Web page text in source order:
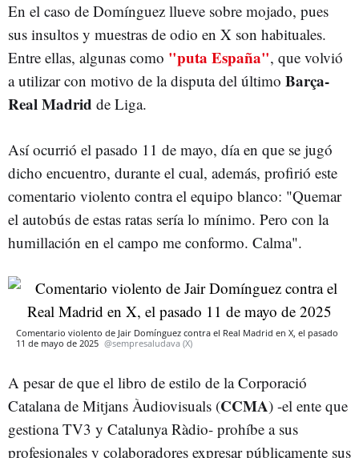
En el caso de Domínguez llueve sobre mojado, pues
sus insultos y muestras de odio en X son habituales.
Entre ellas, algunas como "puta España", que volvió
a utilizar con motivo de la disputa del último Barça-
Real Madrid de Liga.
Así ocurrió el pasado 11 de mayo, día en que se jugó
dicho encuentro, durante el cual, además, profirió este
comentario violento contra el equipo blanco: "Quemar
el autobús de estas ratas sería lo mínimo. Pero con la
humillación en el campo me conformo. Calma".
Comentario violento de Jair Domínguez contra el Real Madrid en X, el pasado
11 de mayo de 2025 @sempresaludava (X)
A pesar de que el libro de estilo de la Corporació
Catalana de Mitjans Àudiovisuals (CCMA) -el ente que
gestiona TV3 y Catalunya Ràdio- prohíbe a sus
profesionales y colaboradores expresar públicamente sus